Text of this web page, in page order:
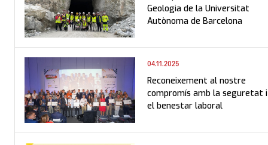
Geologia de la Universitat
Autònoma de Barcelona
04.11.2025
Reconeixement al nostre
compromís amb la seguretat i
el benestar laboral